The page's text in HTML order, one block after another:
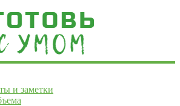
и заметки